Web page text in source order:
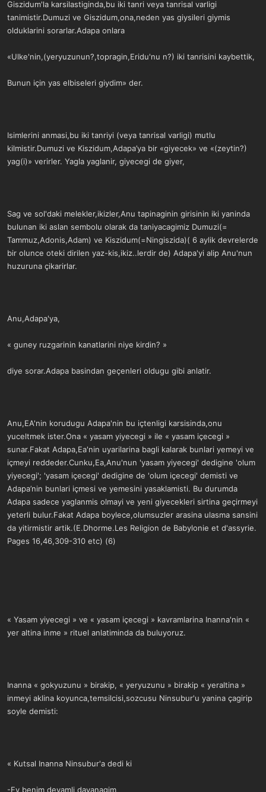
Giszidum'la karsilastiginda,bu iki tanri veya tanrisal varligi
tanimistir.Dumuzi ve Giszidum,ona,neden yas giysileri giymis
olduklarini sorarlar.Adapa onlara
«Ulke'nin,(yeryuzunun?,topragin,Eridu'nu n?) iki tanrisini kaybettik,
Bunun için yas elbiseleri giydim» der.
Isimlerini anmasi,bu iki tanriyi (veya tanrisal varligi) mutlu
kilmistir.Dumuzi ve Kiszidum,Adapa’ya bir «giyecek» ve «(zeytin?)
yag(i)» verirler. Yagla yaglanir, giyecegi de giyer,
Sag ve sol'daki melekler,ikizler,Anu tapinaginin girisinin iki yaninda
bulunan iki aslan sembolu olarak da taniyacagimiz Dumuzi(=
Tammuz,Adonis,Adam) ve Kiszidum(=Ningiszida)( 6 aylik devrelerde
bir olunce oteki dirilen yaz-kis,ikiz..lerdir de) Adapa'yi alip Anu'nun
huzuruna çikarirlar.
Anu,Adapa'ya,
« guney ruzgarinin kanatlarini niye kirdin? »
diye sorar.Adapa basindan geçenleri oldugu gibi anlatir.
Anu,EA'nin korudugu Adapa'nin bu içtenligi karsisinda,onu
yuceltmek ister.Ona « yasam yiyecegi » ile « yasam içecegi »
sunar.Fakat Adapa,Ea'nin uyarilarina bagli kalarak bunlari yemeyi ve
içmeyi reddeder.Cunku,Ea,Anu'nun 'yasam yiyecegi' dedigine 'olum
yiyecegi'; 'yasam içecegi' dedigine de 'olum içecegi' demisti ve
Adapa’nin bunlari içmesi ve yemesini yasaklamisti. Bu durumda
Adapa sadece yaglanmis olmayi ve yeni giyecekleri sirtina geçirmeyi
yeterli bulur.Fakat Adapa boylece,olumsuzler arasina ulasma sansini
da yitirmistir artik.(E.Dhorme.Les Religion de Babylonie et d'assyrie.
Pages 16,46,309-310 etc) (6)
« Yasam yiyecegi » ve « yasam içecegi » kavramlarina Inanna'nin «
yer altina inme » rituel anlatiminda da buluyoruz.
Inanna « gokyuzunu » birakip, « yeryuzunu » birakip « yeraltina »
inmeyi aklina koyunca,temsilcisi,sozcusu Ninsubur'u yanina çagirip
soyle demisti:
« Kutsal Inanna Ninsubur'a dedi ki
-Ey benim devamli dayanagim